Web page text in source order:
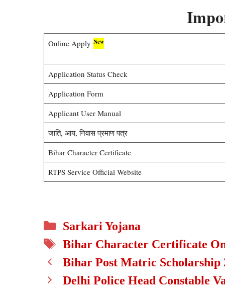
Online Apply New
Application Status Check
Application Form
Applicant User Manual
जाति, आय, निवास प्रमाण पत्र
Bihar Character Certificate
RTPS Service Official Website
Categories
Sarkari Yojana
Tags
Bihar Character Certificate
Bihar Post Matric Scholarship
Delhi Police Head Constable